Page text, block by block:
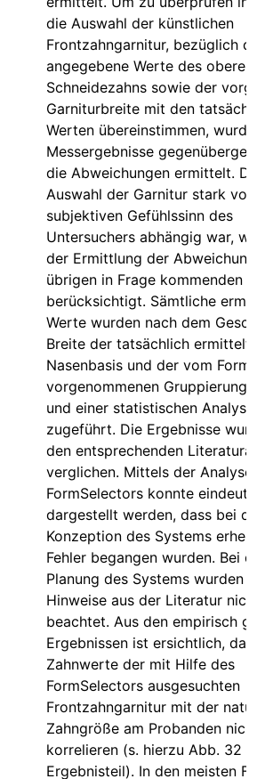
die Auswahl der künstlichen
Frontzahngarnitur, bezüglich
angegebene Werte des
Schneidezahns sowie der
Garniturbreite mit den
Werten übereinstimmen,
Messergebnisse
die Abweichungen ermittelt.
Auswahl der Garnitur stark
subjektiven Gefühlssinn des
Untersuchers abhängig war,
der Ermittlung der
übrigen in Frage kommenden
berücksichtigt. Sämtliche
Werte wurden nach dem
Breite der tatsächlich
Nasenbasis und der vom
vorgenommenen Gruppierung
und einer statistischen Analyse
zugeführt. Die Ergebnisse
den entsprechenden
verglichen. Mittels der Analyse
FormSelectors konnte
dargestellt werden, dass bei
Konzeption des Systems
Fehler begangen wurden. Bei
Planung des Systems wurden
Hinweise aus der Literatur
beachtet. Aus den empirisch
Ergebnissen ist ersichtlich,
Zahnwerte der mit Hilfe des
FormSelectors ausgesuchten
Frontzahngarnitur mit der
Zahngröße am Probanden
korrelieren (s. hierzu Abb. 32
Ergebnisteil). In den meisten